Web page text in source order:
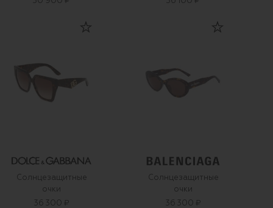
Солнцезащитные
очки
36 300 ₽
Солнцезащитные
очки
36 300 ₽